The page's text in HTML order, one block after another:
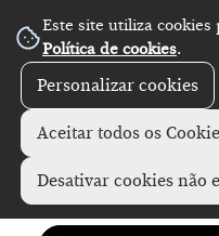
Este site utiliza
Política de cookies.
Personalizar cookies
Aceitar todos os
Desativar cookies não
Visitas